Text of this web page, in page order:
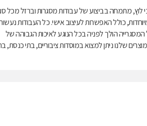
מתמחה בביצוע של עבודות מסגרות וברזל מכל
כולל האפשרות לעיצוב אישי. כל העבודות
הולך לפניה בכל הנוגע לאיכות הגבוהה של
שלנו ניתן למצוא במוסדות ציבוריים, בתי כנסת,